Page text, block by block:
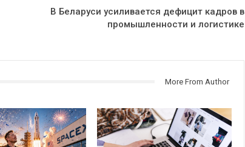
В Беларуси усиливается дефицит кадров в
промышленности и логистике
More From Author